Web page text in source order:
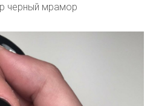
черный мрамор